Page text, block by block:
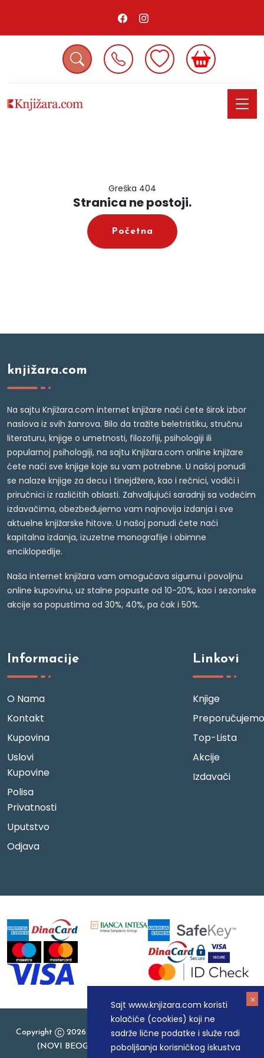
Sajt www.knjizara.com koristi
kolačiće (cookies) koji ne
sadrže lične podatke i služe radi
poboljšanja korisničkog iskustva
Greška 404
Stranica ne postoji.
Početna
knjižara.com
Na sajtu Knjižara.com internet knjižare naći ćete širok izbor
naslova iz svih žanrova. Bilo da tražite beletristiku, stručnu
literaturu, knjige o umetnosti, filozofiji, psihologiji ili
popularnoj psihologiji, na sajtu Knjižara.com online knjižare
ćete naći sve knjige koje su vam potrebne. U našoj ponudi
se nalaze knjige za decu i tinejdžere, kao i rečnici, vodiči i
priručnici iz različitih oblasti. Zahvaljujući saradnji sa vodećim
izdavačima, obezbeđujemo vam najnovija izdanja i sve
aktuelne knjižarske hitove. U našoj ponudi ćete naći
kapitalna izdanja, izuzetne monografije i obimne
enciklopedije.
Naša internet knjižara vam omogućava sigurnu i povoljnu
online kupovinu, uz stalne popuste od 10-20%, kao i sezonske
akcije sa popustima od 30%, 40%, pa čak i 50%.
Informacije
O Nama
Kontakt
Kupovina
Uslovi
Kupovine
Polisa
Privatnosti
Uputstvo
Odjava
Linkovi
Knjige
Preporučujemo
Top-Lista
Akcije
Izdavači
Copyright
2026 Knjizara.com - MAKART DOO BEOGRAD
(NOVI BEOGRAD), PIB: 105184104, MB: 20337524